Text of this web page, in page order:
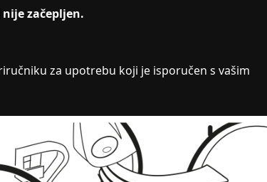
začepljen.
za upotrebu koji je isporučen s vašim